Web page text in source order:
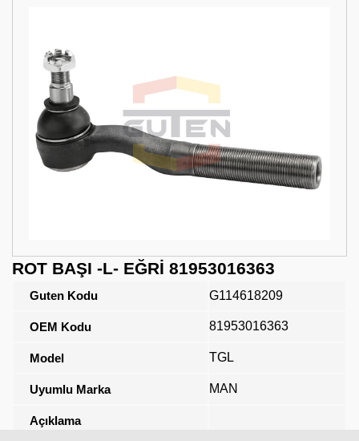
ROT BAŞI -L- EĞRİ 81953016363
Guten Kodu G114618209
OEM Kodu 81953016363
Model TGL
Uyumlu Marka MAN
Açıklama